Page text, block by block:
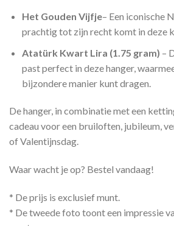
Het Gouden Vijfje– Een iconische
prachtig tot zijn recht komt in deze
Atatürk Kwart Lira (1.75 gram) –
past perfect in deze hanger,
bijzondere manier kunt dragen.
De hanger, in combinatie met een
cadeau voor een bruiloften, jubileum,
of Valentijnsdag.
Waar wacht je op? Bestel vandaag!
* De prijs is exclusief munt.
* De tweede foto toont een impressie